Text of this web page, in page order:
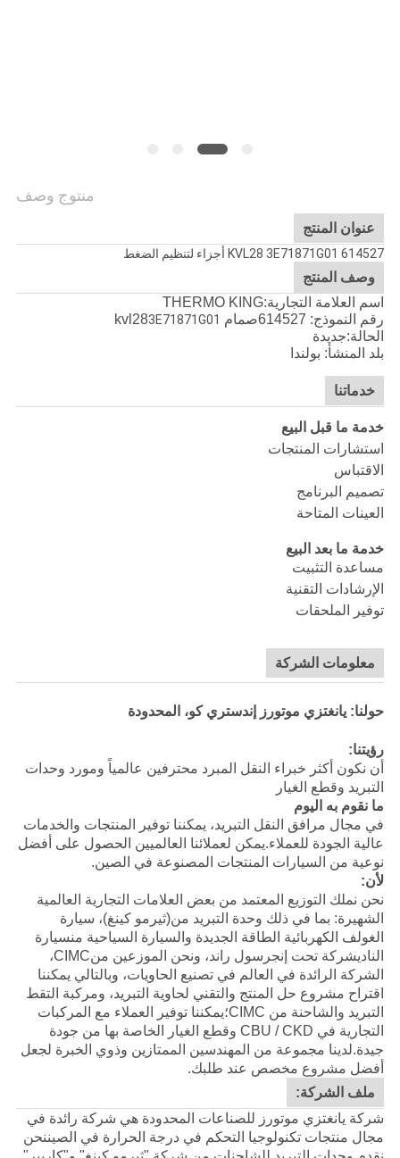
منتوج وصف
عنوان المنتج
614527 KVL28 3E71871G01 أجزاء لتنظيم الضغط
وصف المنتج
اسم العلامة التجارية:THERMO KING
رقم النموذج: 614527
صمام kvl28 3E71871G01
الحالة:جديدة
بلد المنشأ: بولندا
خدماتنا
خدمة ما قبل البيع
استشارات المنتجات
الاقتباس
تصميم البرنامج
العينات المتاحة
خدمة ما بعد البيع
مساعدة التثبيت
الإرشادات التقنية
توفير الملحقات
معلومات الشركة
حولنا: يانغتزي موتورز إندستري كو، المحدودة
رؤيتنا:
أن نكون أكثر خبراء النقل المبرد محترفين عالمياً ومورد وحدات
التبريد وقطع الغيار
ما نقوم به اليوم
في مجال مرافق النقل التبريد، يمكننا توفير المنتجات والخدمات
عالية الجودة للعملاء.يمكن لعملائنا العالميين الحصول على أفضل
نوعية من السيارات المنتجات المصنوعة في الصين.
لأن:
نحن نملك التوزيع المعتمد من بعض العلامات التجارية العالمية
الشهيرة: بما في ذلك وحدة التبريد من(ثيرمو كينغ)، سيارة
الغولف الكهربائية الطاقة الجديدة والسيارة السياحية منسيارة
الناديشركة تحت إنجرسول راند، ونحن الموزعين منCIMC،
الشركة الرائدة في العالم في تصنيع الحاويات، وبالتالي يمكننا
اقتراح مشروع حل المنتج والتقني لحاوية التبريد، ومركبة التقط
التبريد والشاحنة من CIMC؛يمكننا توفير العملاء مع المركبات
التجارية في CBU / CKD وقطع الغيار الخاصة بها من جودة
جيدة.لدينا مجموعة من المهندسين الممتازين وذوي الخبرة لجعل
أفضل مشروع مخصص عند طلبك.
ملف الشركة:
شركة يانغتزي موتورز للصناعات المحدودة هي شركة رائدة في
مجال منتجات تكنولوجيا التحكم في درجة الحرارة في الصيننحن